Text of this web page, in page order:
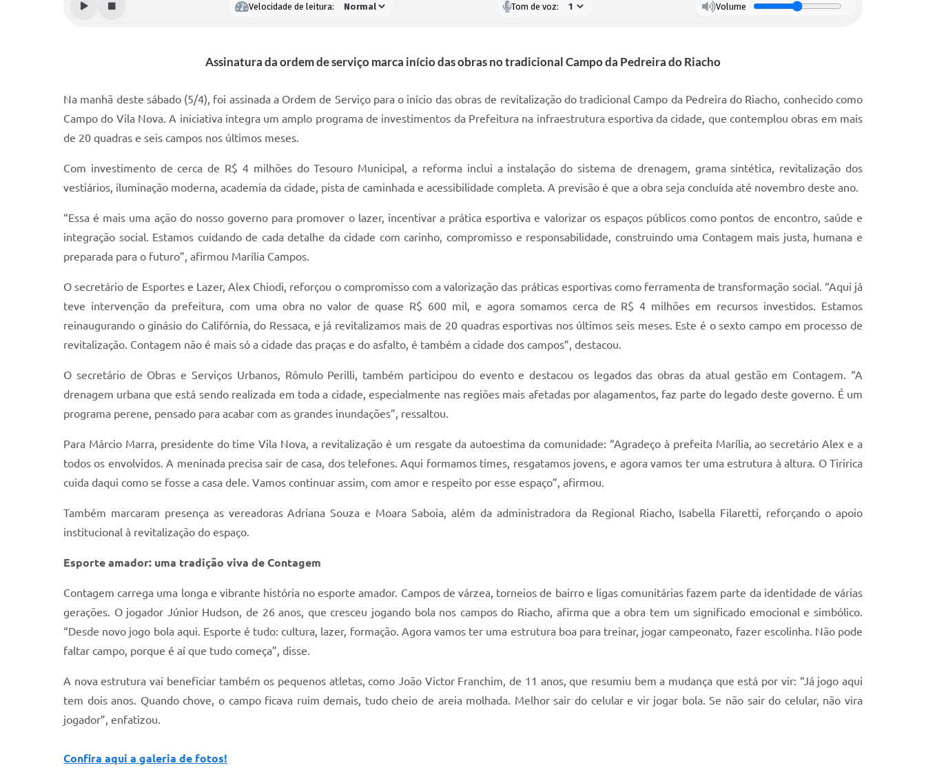
Velocidade de leitura: Tom de voz: Volume
Assinatura da ordem de serviço marca início das obras no tradicional Campo da Pedreira do Riacho
Na manhã deste sábado (5/4), foi assinada a Ordem de Serviço para o início das obras de revitalização do tradicional Campo da Pedreira do Riacho, conhecido como
Campo do Vila Nova. A iniciativa integra um amplo programa de investimentos da Prefeitura na infraestrutura esportiva da cidade, que contemplou obras em mais
de 20 quadras e seis campos nos últimos meses.
Com investimento de cerca de R$ 4 milhões do Tesouro Municipal, a reforma inclui a instalação do sistema de drenagem, grama sintética, revitalização dos
vestiários, iluminação moderna, academia da cidade, pista de caminhada e acessibilidade completa. A previsão é que a obra seja concluída até novembro deste ano.
“Essa é mais uma ação do nosso governo para promover o lazer, incentivar a prática esportiva e valorizar os espaços públicos como pontos de encontro, saúde e
integração social. Estamos cuidando de cada detalhe da cidade com carinho, compromisso e responsabilidade, construindo uma Contagem mais justa, humana e
preparada para o futuro”, afirmou Marília Campos.
O secretário de Esportes e Lazer, Alex Chiodi, reforçou o compromisso com a valorização das práticas esportivas como ferramenta de transformação social. “Aqui já
teve intervenção da prefeitura, com uma obra no valor de quase R$ 600 mil, e agora somamos cerca de R$ 4 milhões em recursos investidos. Estamos
reinaugurando o ginásio do Califórnia, do Ressaca, e já revitalizamos mais de 20 quadras esportivas nos últimos seis meses. Este é o sexto campo em processo de
revitalização. Contagem não é mais só a cidade das praças e do asfalto, é também a cidade dos campos”, destacou.
O secretário de Obras e Serviços Urbanos, Rômulo Perilli, também participou do evento e destacou os legados das obras da atual gestão em Contagem. “A
drenagem urbana que está sendo realizada em toda a cidade, especialmente nas regiões mais afetadas por alagamentos, faz parte do legado deste governo. É um
programa perene, pensado para acabar com as grandes inundações”, ressaltou.
Para Márcio Marra, presidente do time Vila Nova, a revitalização é um resgate da autoestima da comunidade: “Agradeço à prefeita Marília, ao secretário Alex e a
todos os envolvidos. A meninada precisa sair de casa, dos telefones. Aqui formamos times, resgatamos jovens, e agora vamos ter uma estrutura à altura. O Tiririca
cuida daqui como se fosse a casa dele. Vamos continuar assim, com amor e respeito por esse espaço”, afirmou.
Também marcaram presença as vereadoras Adriana Souza e Moara Saboia, além da administradora da Regional Riacho, Isabella Filaretti, reforçando o apoio
institucional à revitalização do espaço.
Esporte amador: uma tradição viva de Contagem
Contagem carrega uma longa e vibrante história no esporte amador. Campos de várzea, torneios de bairro e ligas comunitárias fazem parte da identidade de várias
gerações. O jogador Júnior Hudson, de 26 anos, que cresceu jogando bola nos campos do Riacho, afirma que a obra tem um significado emocional e simbólico.
“Desde novo jogo bola aqui. Esporte é tudo: cultura, lazer, formação. Agora vamos ter uma estrutura boa para treinar, jogar campeonato, fazer escolinha. Não pode
faltar campo, porque é aí que tudo começa”, disse.
A nova estrutura vai beneficiar também os pequenos atletas, como João Victor Franchim, de 11 anos, que resumiu bem a mudança que está por vir: “Já jogo aqui
tem dois anos. Quando chove, o campo ficava ruim demais, tudo cheio de areia molhada. Melhor sair do celular e vir jogar bola. Se não sair do celular, não vira
jogador”, enfatizou.
Confira aqui a galeria de fotos!